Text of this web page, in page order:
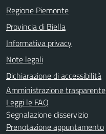
Regione Piemonte
Provincia di Biella
Informativa privacy
Note legali
Dichiarazione di accessibilità
Amministrazione trasparente
Leggi le FAQ
Segnalazione disservizio
Prenotazione appuntamento